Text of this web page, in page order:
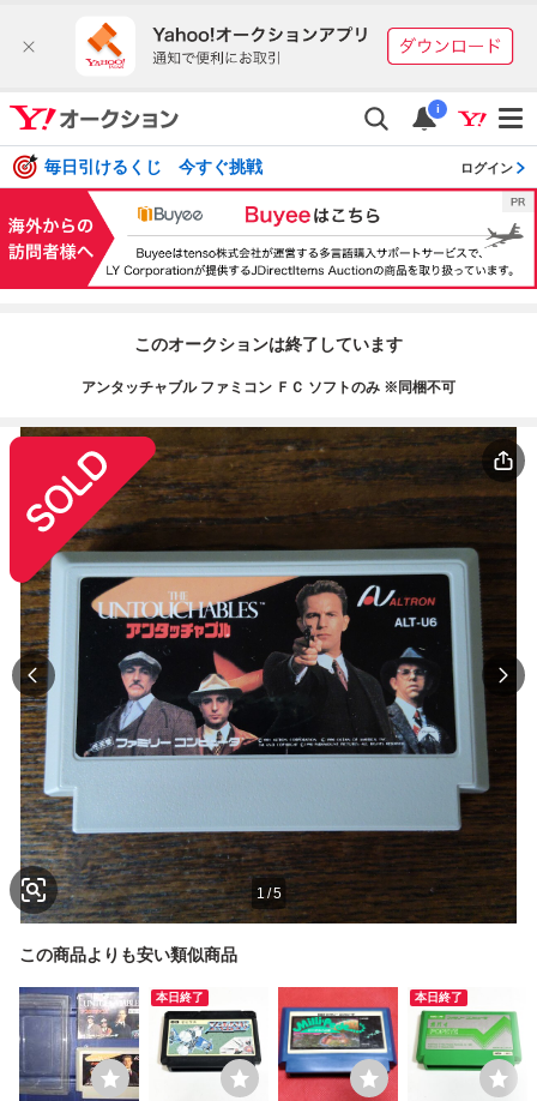
i
毎日引けるくじ 今すぐ挑戦 ログイン
このオークションは終了しています
アンタッチャブル ファミコン ＦＣ ソフトのみ ※同梱不可
1/5
この商品よりも安い類似商品
本日終了 本日終了